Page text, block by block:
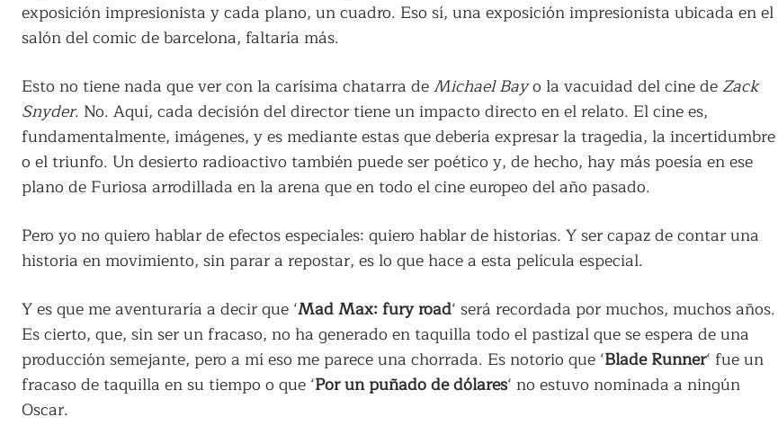
exposición impresionista y cada plano, un cuadro. Eso sí, una exposición impresionista ubicada en el
salón del comic de barcelona, faltaría más.
Esto no tiene nada que ver con la carísima chatarra deMichael Bayo la vacuidad del cine de Zack
Snyder. No. Aquí, cada decisión del director tiene un impacto directo en el relato. El cine es,
fundamentalmente, imágenes, y es mediante estas que debería expresar la tragedia, la incertidumbre
o el triunfo. Un desierto radioactivo también puede ser poético y, de hecho, hay más poesía en ese
plano de Furiosa arrodillada en la arena que en todo el cine europeo del año pasado.
Pero yo no quiero hablar de efectos especiales: quiero hablar de historias. Y ser capaz de contar una
historia en movimiento, sin parar a repostar, es lo que hace a esta película especial.
Y es que me aventuraría a decir que ‘Mad Max: fury road‘ será recordada por muchos, muchos años.
Es cierto, que, sin ser un fracaso, no ha generado en taquilla todo el pastizal que se espera de una
producción semejante, pero a mí eso me parece una chorrada. Es notorio que ‘Blade Runner‘ fue un
fracaso de taquilla en su tiempo o que ‘Por un puñado de dólares‘ no estuvo nominada a ningún
Oscar.